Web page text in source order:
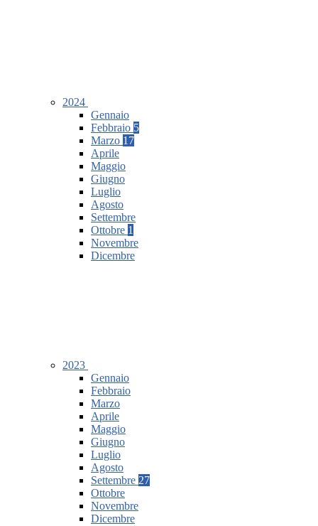
2024
Gennaio
Febbraio 5
Marzo 17
Aprile
Maggio
Giugno
Luglio
Agosto
Settembre
Ottobre 1
Novembre
Dicembre
2023
Gennaio
Febbraio
Marzo
Aprile
Maggio
Giugno
Luglio
Agosto
Settembre 27
Ottobre
Novembre
Dicembre